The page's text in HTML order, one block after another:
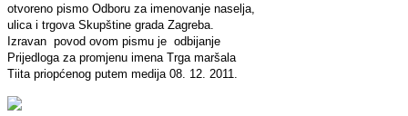
otvoreno pismo Odboru za imenovanje naselja,
ulica i trgova Skupštine grada Zagreba.
Izravan povod ovom pismu je odbijanje
Prijedloga za promjenu imena Trga maršala
Tiita priopćenog putem medija 08. 12. 2011.